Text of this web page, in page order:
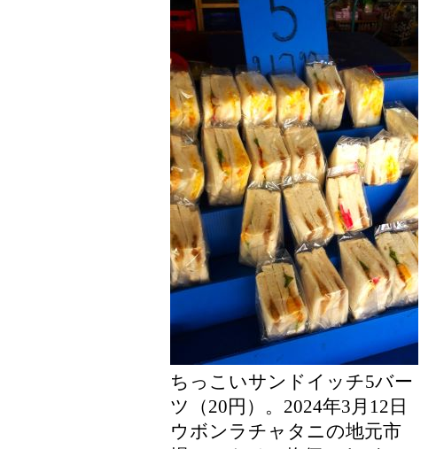
ちっこいサンドイッチ5バー
ツ（20円）。2024年3月12日
ウボンラチャタニの地元市